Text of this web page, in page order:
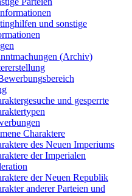
und sonstige
(Archiv)
und gesperrte
Charaktere
des Neuen Imperiums
der Imperialen
der Neuen Republik
anderer Parteien und